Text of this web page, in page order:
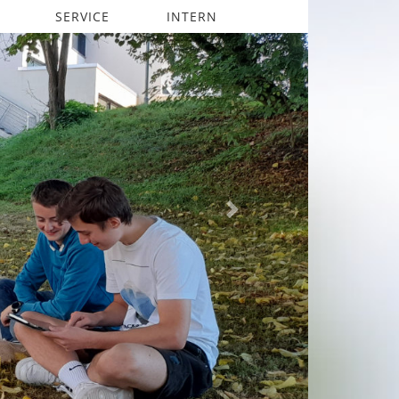
SERVICE INTERN
Next